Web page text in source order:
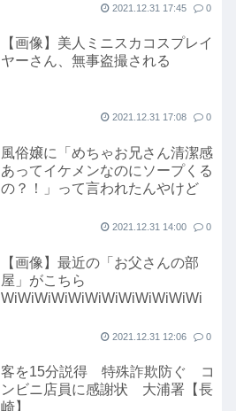
2021.12.31 17:45 0
【画像】美人ミニスカコスプレイ
ヤーさん、無事盗撮される
2021.12.31 17:08 0
風俗嬢に「めちゃお兄さん清潔感
あってイケメンなのにソープくる
の？！」って言われたんやけど
2021.12.31 14:00 0
【画像】最近の「お父さんの部
屋」がこちら
WiWiWiWiWiWiWiWiWiWiWiWi
2021.12.31 12:06 0
客を15分説得 特殊詐欺防ぐ コ
ンビニ店員に感謝状 大浦署【長
崎】